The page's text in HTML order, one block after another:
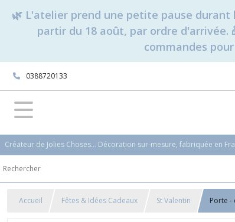
🌿 L'atelier prend une petite pause
partir du 18 août, par ordre d'arrivée.
commandes
0388720133
Créateur de Jolies Choses... Décoration sur-mesure, fabriquée en
Accueil Fêtes & Idées Cadeaux St Valentin Porte -